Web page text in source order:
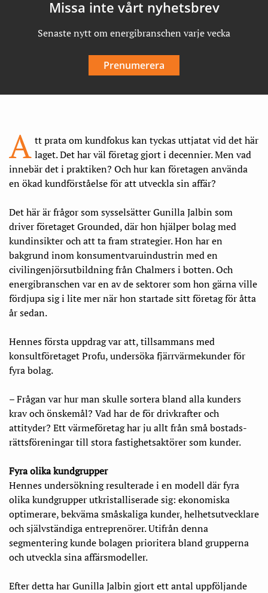
Missa inte vårt nyhetsbrev
Senaste nytt om energibranschen varje vecka
Prenumerera
A tt prata om kundfokus kan tyckas uttjatat vid det här
laget. Det har väl företag gjort i decennier. Men vad
innebär det i praktiken? Och hur kan företagen använda
en ökad kundförståelse för att utveckla sin affär?
Det här är frågor som sysselsätter Gunilla Jalbin som
driver företaget Grounded, där hon hjälper bolag med
kundinsikter och att ta fram strategier. Hon har en
bakgrund inom konsumentvaruindustrin med en
civilingenjörsutbildning från Chalmers i botten. Och
energibranschen var en av de sektorer som hon gärna ville
fördjupa sig i lite mer när hon startade sitt företag för åtta
år sedan.
Hennes första uppdrag var att, tillsammans med
konsultföretaget Profu, undersöka fjärrvärmekunder för
fyra bolag.
– Frågan var hur man skulle sortera bland alla kunders
krav och önskemål? Vad har de för drivkrafter och
attityder? Ett värmeföretag har ju allt från små bostads­
rättsföreningar till stora fastighetsaktörer som kunder.
Fyra olika kundgrupper
Hennes undersökning resulterade i en modell där fyra
olika kundgrupper utkristalliserade sig: ekonomiska
optimerare, bekväma småskaliga kunder, helhetsutvecklare
och självständiga entreprenörer. Utifrån denna
segmentering kunde bolagen prioritera bland grupperna
och utveckla sina affärsmodeller.
Efter detta har Gunilla Jalbin gjort ett antal uppföljande